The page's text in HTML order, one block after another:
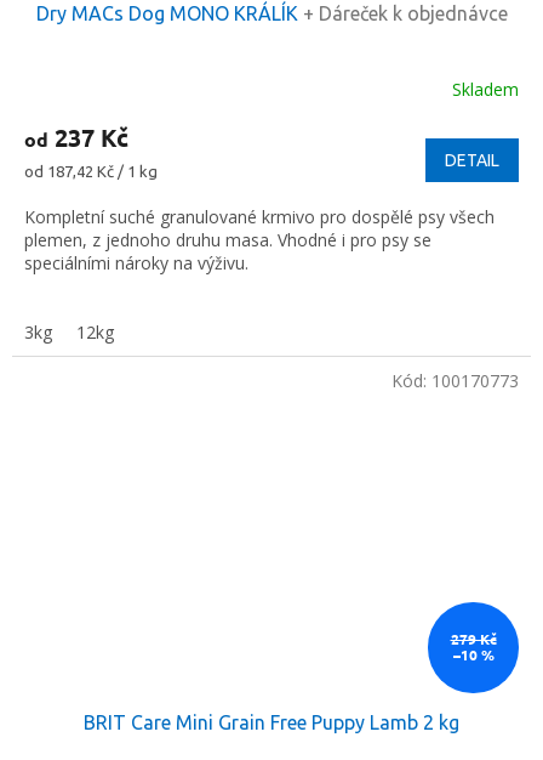
Dry MACs Dog MONO KRÁLÍK + Dáreček k objednávce
Skladem
od 237 Kč
Měrná
od 187,42 Kč / 1 kg
DETAIL
Kompletní suché granulované krmivo pro dospělé psy všech
plemen, z jednoho druhu masa. Vhodné i pro psy se
speciálními nároky na výživu.
3kg 12kg
279 Kč
–10 %
BRIT Care Mini Grain Free Puppy Lamb 2 kg
Kód: 100170773